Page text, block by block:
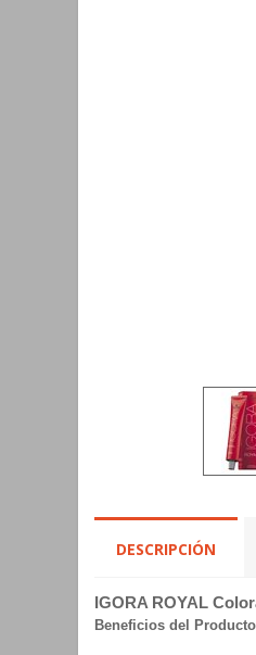
DESCRIPCIÓN
IGORA ROYAL
Beneficios del